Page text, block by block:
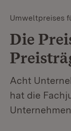
Umweltpreises
Die
Acht
hat die